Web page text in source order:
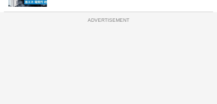
ADVERTISEMENT